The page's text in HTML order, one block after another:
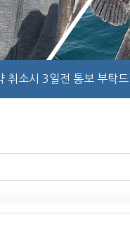
소시 3일전 통보 부탁드